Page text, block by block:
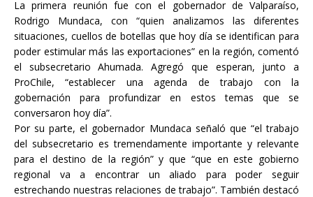
La primera reunión fue con el gobernador de Valparaíso,
Rodrigo Mundaca, con “quien analizamos las diferentes
situaciones, cuellos de botellas que hoy día se identifican para
poder estimular más las exportaciones” en la región, comentó
el subsecretario Ahumada. Agregó que esperan, junto a
ProChile, “establecer una agenda de trabajo con la
gobernación para profundizar en estos temas que se
conversaron hoy día”.
Por su parte, el gobernador Mundaca señaló que “el trabajo
del subsecretario es tremendamente importante y relevante
para el destino de la región” y que “que en este gobierno
regional va a encontrar un aliado para poder seguir
estrechando nuestras relaciones de trabajo”. También destacó